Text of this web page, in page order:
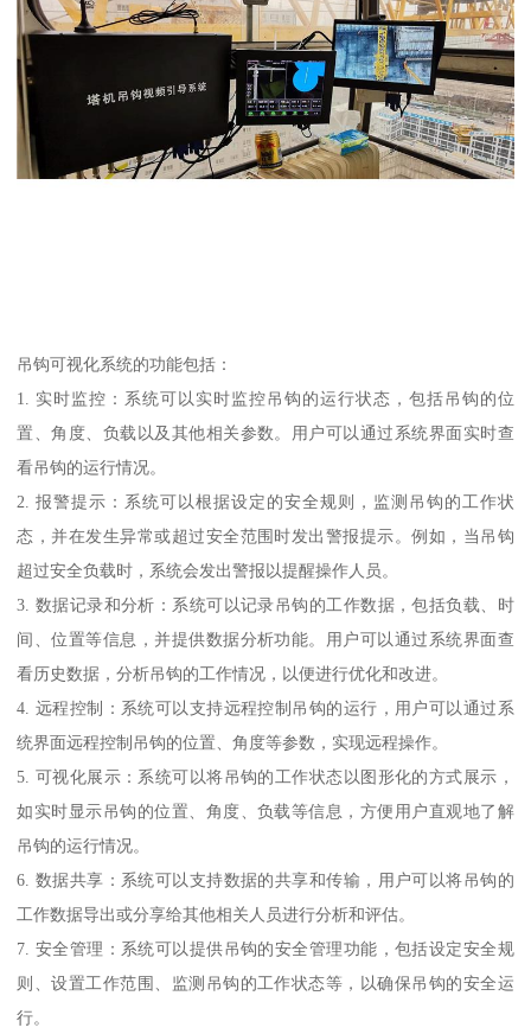
吊钩可视化系统的功能包括：
1. 实时监控：系统可以实时监控吊钩的运行状态，包括吊钩的位
置、角度、负载以及其他相关参数。用户可以通过系统界面实时查
看吊钩的运行情况。
2. 报警提示：系统可以根据设定的安全规则，监测吊钩的工作状
态，并在发生异常或超过安全范围时发出警报提示。例如，当吊钩
超过安全负载时，系统会发出警报以提醒操作人员。
3. 数据记录和分析：系统可以记录吊钩的工作数据，包括负载、时
间、位置等信息，并提供数据分析功能。用户可以通过系统界面查
看历史数据，分析吊钩的工作情况，以便进行优化和改进。
4. 远程控制：系统可以支持远程控制吊钩的运行，用户可以通过系
统界面远程控制吊钩的位置、角度等参数，实现远程操作。
5. 可视化展示：系统可以将吊钩的工作状态以图形化的方式展示，
如实时显示吊钩的位置、角度、负载等信息，方便用户直观地了解
吊钩的运行情况。
6. 数据共享：系统可以支持数据的共享和传输，用户可以将吊钩的
工作数据导出或分享给其他相关人员进行分析和评估。
7. 安全管理：系统可以提供吊钩的安全管理功能，包括设定安全规
则、设置工作范围、监测吊钩的工作状态等，以确保吊钩的安全运
行。